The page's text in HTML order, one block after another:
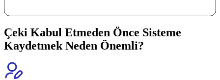
Çeki Kabul Etmeden Önce Sisteme
Kaydetmek Neden Önemli?